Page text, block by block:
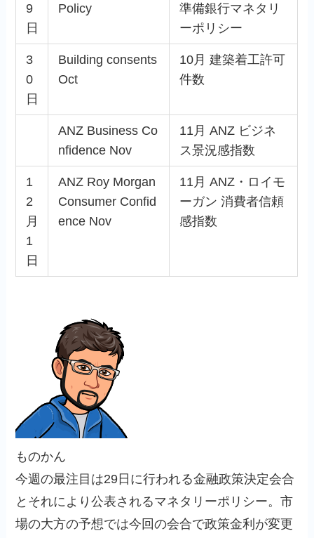
9
日
Policy
準備銀行マネタリ
ーポリシー
3
0
日
Building consents
Oct
10月 建築着工許可
件数
ANZ Business Co
nfidence Nov
11月 ANZ ビジネ
ス景況感指数
1
2
月
1
日
ANZ Roy Morgan
Consumer Confid
ence Nov
11月 ANZ・ロイモ
ーガン 消費者信頼
感指数
ものかん
今週の最注目は29日に行われる金融政策決定会合
とそれにより公表されるマネタリーポリシー。市
場の大方の予想では今回の会合で政策金利が変更